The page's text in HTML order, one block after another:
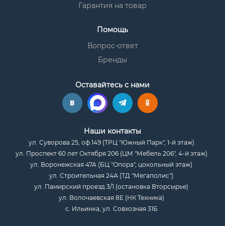
Гарантия на товар
Помощь
Вопрос-ответ
Бренды
Оставайтесь с нами
Наши контакты
ул. Суворова 25, оф.149 (ТРЦ "Южный Парк", 1-й этаж)
ул. Проспект 60 лет Октября 206 (ЦМ "Мебель 206", 4-й этаж)
ул. Воронежская 47А (БЦ "Опора", цокольный этаж)
ул. Строительная 24А (ТД "Мегаполис")
ул. Памирский проезд 3/1 (остановка Вторсырье)
ул. Волочаевская 8Е (НК Техника)
с. Ильинка, ул. Совхозная 31Б